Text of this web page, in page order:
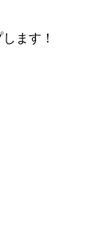
ます！